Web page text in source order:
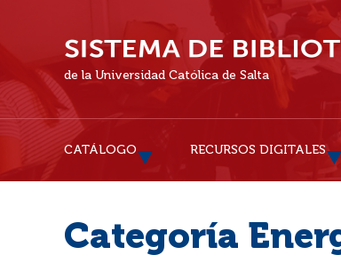
de la Universidad Católica de Salta
CATÁLOGO RECURSOS DIGITALES
Categoría